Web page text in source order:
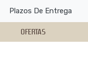
Plazos De Entrega
OFERTAS